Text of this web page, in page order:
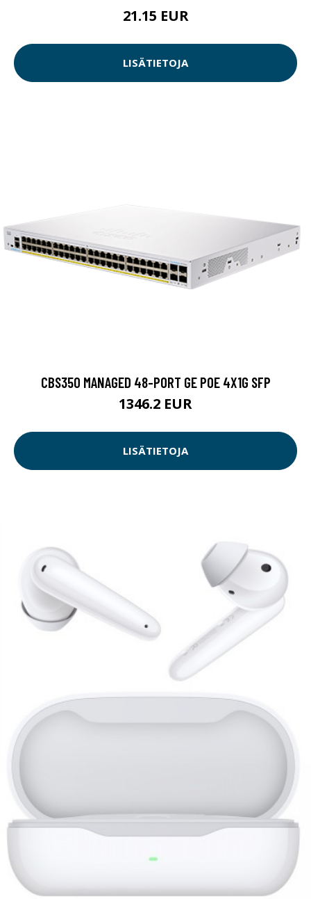
21.15 EUR
LISÄTIETOJA
CBS350 MANAGED 48-PORT GE POE 4X1G SFP
1346.2 EUR
LISÄTIETOJA